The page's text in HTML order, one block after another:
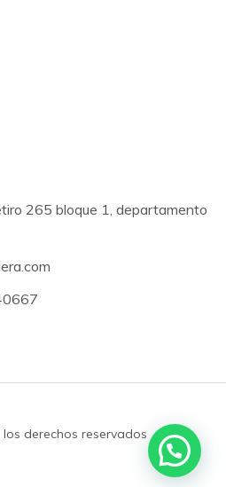
265 bloque 1, departamento
derechos reservados